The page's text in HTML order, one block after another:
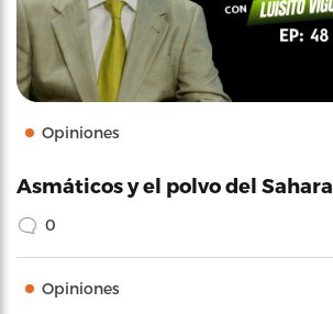
Opiniones
Asmáticos y el polvo del Sahara
0
Opiniones